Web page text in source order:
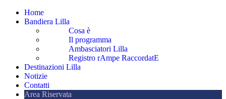
Home
Bandiera Lilla
Cosa è
Il programma
Ambasciatori Lilla
Registro rAmpe RaccordatE
Destinazioni Lilla
Notizie
Contatti
Area Riservata